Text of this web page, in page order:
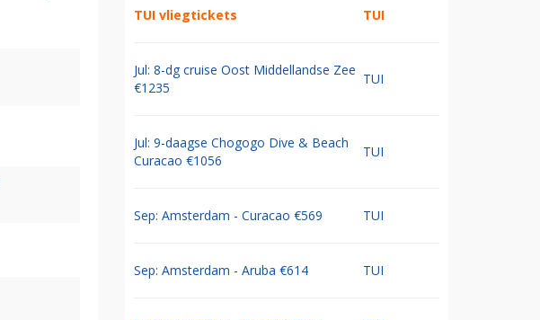
TUI vliegtickets TUI
Jul: 8-dg cruise Oost Middellandse Zee
€1235
TUI
Jul: 9-daagse Chogogo Dive & Beach
Curacao €1056
TUI
Sep: Amsterdam - Curacao €569 TUI
Sep: Amsterdam - Aruba €614 TUI